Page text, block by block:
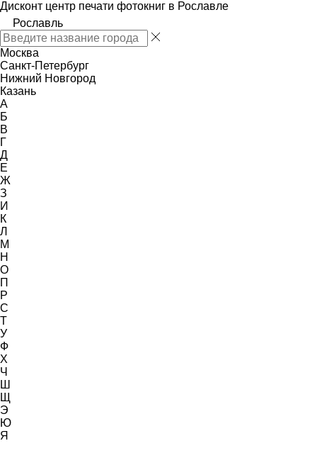
Дисконт центр печати фотокниг в Рославле
Рославль
Москва
Санкт-Петербург
Нижний Новгород
Казань
А
Б
В
Г
Д
Е
Ж
З
И
К
Л
М
Н
О
П
Р
С
Т
У
Ф
Х
Ч
Ш
Щ
Э
Ю
Я